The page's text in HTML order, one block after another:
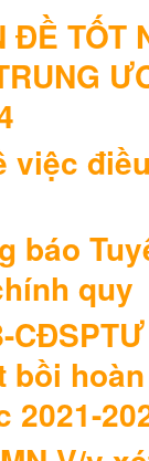
ĐỀ TỐT
việc
báo
quy
2021-